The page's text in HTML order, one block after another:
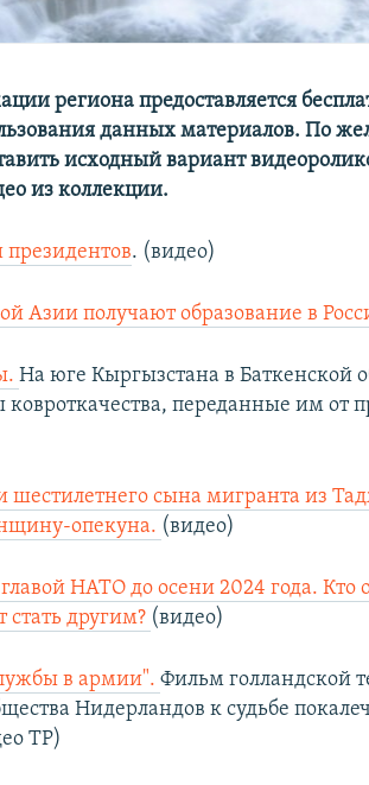
региона предоставляется
данных материалов. По
исходный вариант
из коллекции.
президентов. (видео)
Азии получают образование в
На юге Кыргызстана в Баткенской
переданные им от
шестилетнего сына мигранта из
опекуна. (видео)
НАТО до осени 2024 года. Кто
другим? (видео)
в армии".Фильм голландской
Нидерландов к судьбе
ТР)